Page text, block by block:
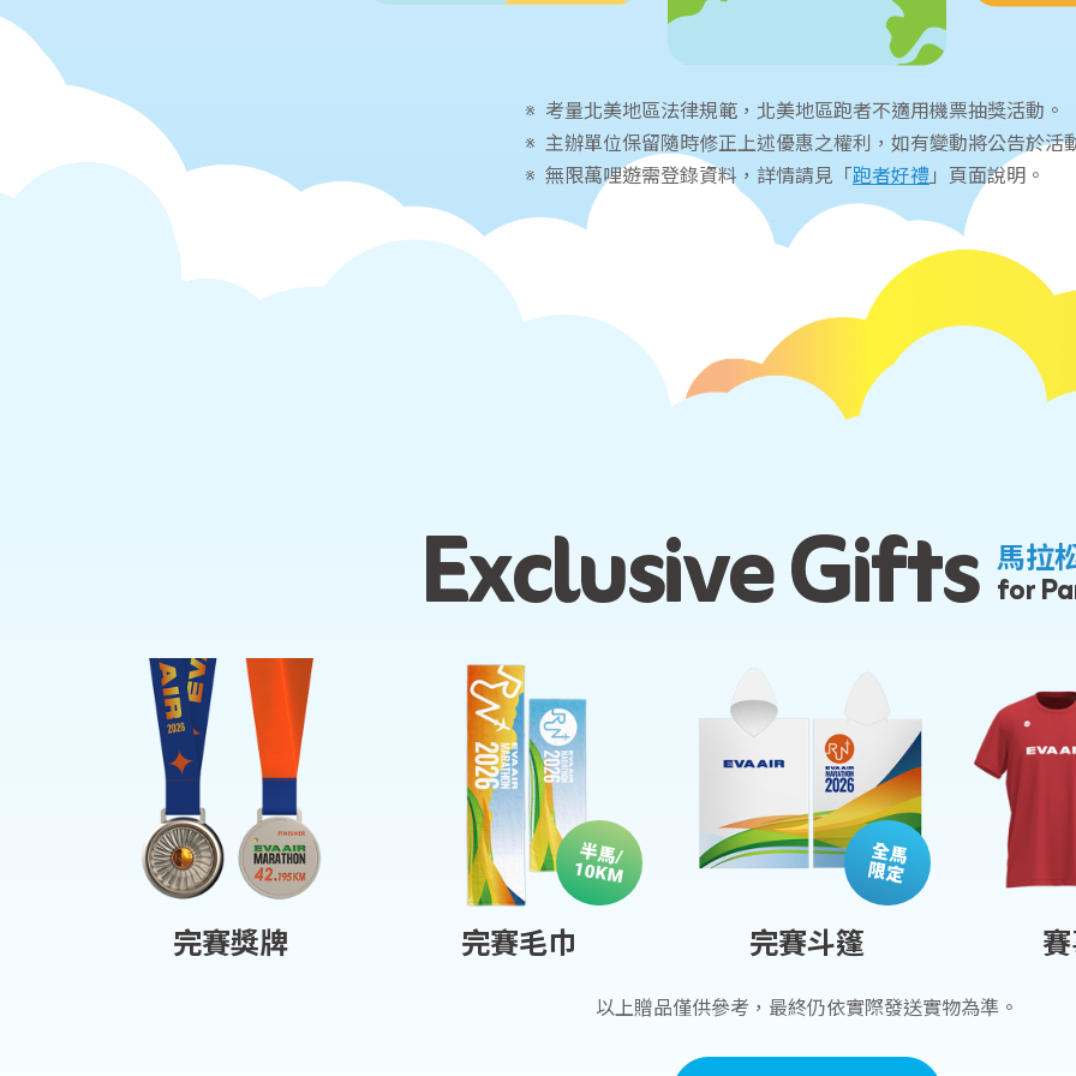
※ 考量北美地區法律規範，北美地區跑者不適用機票抽獎活動。
※ 主辦單位保留隨時修正上述優惠之權利，如有變動將公告於活
※ 無限萬哩遊需登錄資料，詳情請見「跑者好禮 」頁面說明。
Exclusive Gifts for
馬拉
完賽獎牌 完賽毛巾
半馬/
10KM
完賽斗篷
全馬
限定
以上贈品僅供參考，最終仍依實際發送實物為準。